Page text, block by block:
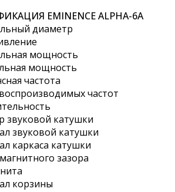
EMINENCE ALPHA-6A
диаметр
мощность
мощность
частота
частот
звуковой катушки
звуковой катушки
каркаса катушки
зазора
корзины